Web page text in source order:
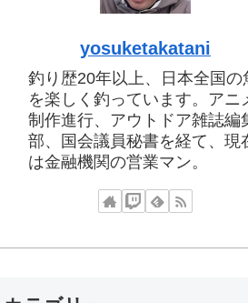
yosuketakatani
釣り歴20年以上、日本全国の
を楽しく釣っています。アニ
制作進行、アウトドア雑誌編
部、国会議員秘書を経て、現
は金融機関の営業マン。